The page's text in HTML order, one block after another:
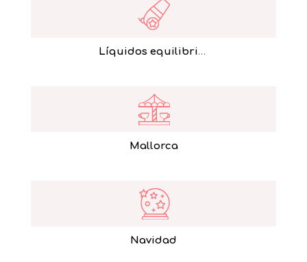
Líquidos equilibristas
Mallorca
Navidad